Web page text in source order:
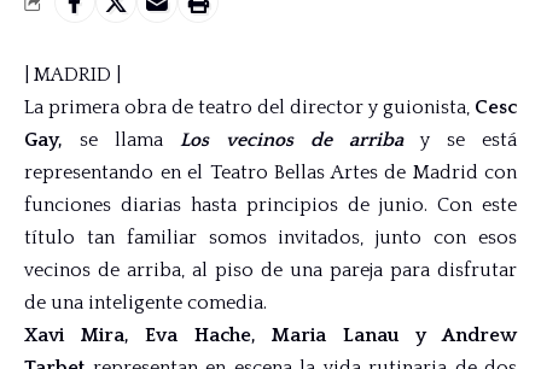
| MADRID |
La primera obra de teatro del director y guionista, Cesc
Gay, se llama Los vecinos de arribay se está
representando en el Teatro Bellas Artes de Madrid con
funciones diarias hasta principios de junio. Con este
título tan familiar somos invitados, junto con esos
vecinos de arriba, al piso de una pareja para disfrutar
de una inteligente comedia.
Xavi Mira, Eva Hache, Maria Lanau y Andrew